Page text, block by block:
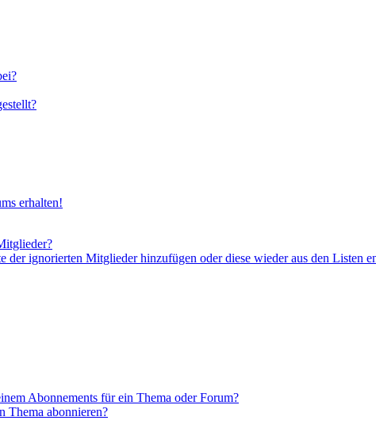
erhalten!
ignorierten Mitglieder hinzufügen oder diese wieder aus den Listen
Abonnements für ein Thema oder Forum?
Thema abonnieren?